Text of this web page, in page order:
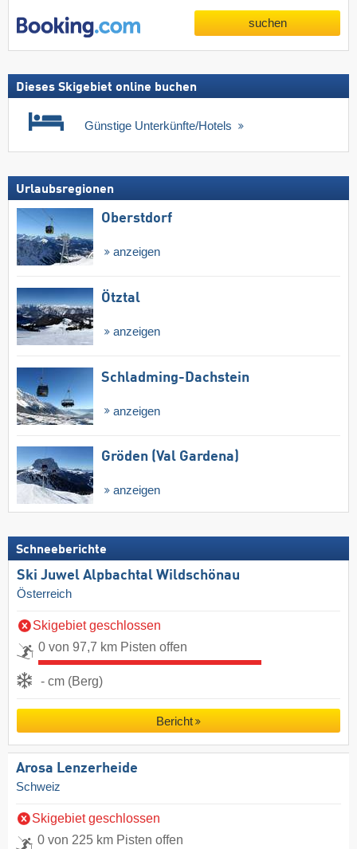
suchen
Dieses Skigebiet online buchen
Günstige Unterkünfte/Hotels
Urlaubsregionen
Oberstdorf
anzeigen
Ötztal
anzeigen
Schladming-Dachstein
anzeigen
Gröden (Val Gardena)
anzeigen
Schneeberichte
Ski Juwel Alpbachtal Wildschönau
Österreich
Skigebiet geschlossen
0 von 97,7 km Pisten offen
- cm (Berg)
Bericht
Arosa Lenzerheide
Schweiz
Skigebiet geschlossen
0 von 225 km Pisten offen